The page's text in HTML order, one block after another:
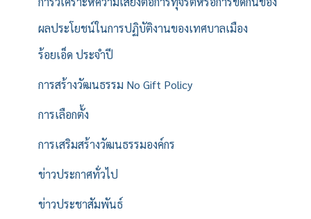
ผลประโยชน์ในการปฏิบัติงานของเทศบาลเมือง
ร้อยเอ็ด ประจำปี
การสร้างวัฒนธรรม No Gift Policy
การเลือกตั้ง
การเสริมสร้างวัฒนธรรมองค์กร
ข่าวประกาศทั่วไป
ข่าวประชาสัมพันธ์